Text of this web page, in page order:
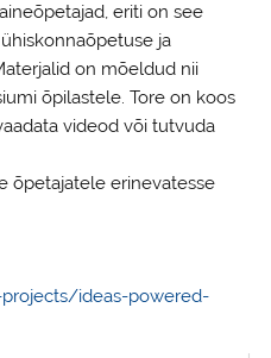
eriti on see
ja
on mõeldud nii
õpilastele. Tore on koos
videod või tutvuda
õpetajatele erinevatesse
ideas-powered-